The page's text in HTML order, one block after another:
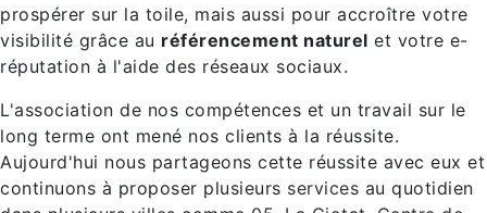
prospérer sur la toile, mais aussi pour accroître votre
visibilité grâce au référencement naturel et votre e-
réputation à l'aide des réseaux sociaux.
L'association de nos compétences et un travail sur le
long terme ont mené nos clients à la réussite.
Aujourd'hui nous partageons cette réussite avec eux et
continuons à proposer plusieurs services au quotidien